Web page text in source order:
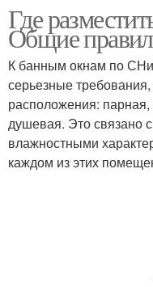
Цветовые решения
Палитры для
Где
Общие
К банным окнам по
серьезные
расположения:
душевая. Это связано
влажностными
каждом из этих